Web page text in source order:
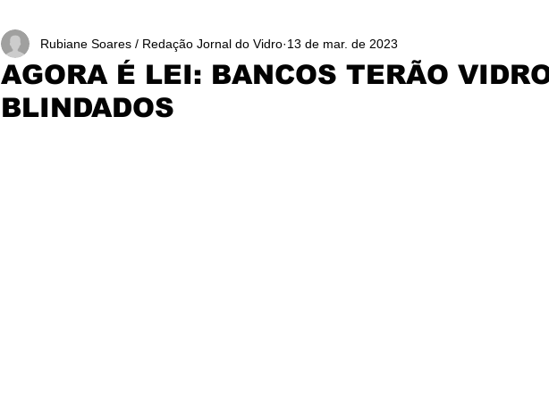
AGORA É LEI: BANCOS TERÃO
BLINDADOS
Rubiane Soares / Redação Jornal do Vidro 13 de mar. de 2023